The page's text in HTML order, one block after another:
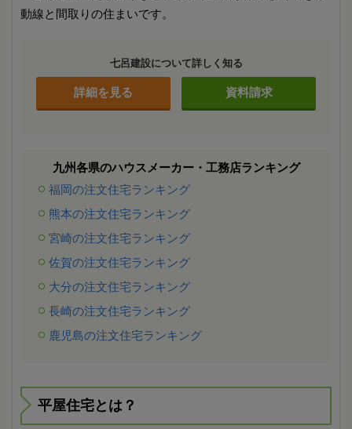
動線と間取りの住まいです。
七呂建設について詳しく知る
詳細を見る 資料請求
九州各県のハウスメーカー・工務店ランキング
福岡の注文住宅ランキング
熊本の注文住宅ランキング
宮崎の注文住宅ランキング
佐賀の注文住宅ランキング
大分の注文住宅ランキング
長崎の注文住宅ランキング
鹿児島の注文住宅ランキング
平屋住宅とは？